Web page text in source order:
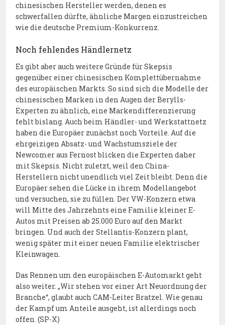
chinesischen Hersteller werden, denen es
schwerfallen dürfte, ähnliche Margen einzustreichen
wie die deutsche Premium-Konkurrenz.
Noch fehlendes Händlernetz
Es gibt aber auch weitere Gründe für Skepsis
gegenüber einer chinesischen Komplettübernahme
des europäischen Markts. So sind sich die Modelle der
chinesischen Marken in den Augen der Berylls-
Experten zu ähnlich, eine Markendifferenzierung
fehlt bislang. Auch beim Händler- und Werkstattnetz
haben die Europäer zunächst noch Vorteile. Auf die
ehrgeizigen Absatz- und Wachstumsziele der
Newcomer aus Fernost blicken die Experten daher
mit Skepsis. Nicht zuletzt, weil den China-
Herstellern nicht unendlich viel Zeit bleibt. Denn die
Europäer sehen die Lücke in ihrem Modellangebot
und versuchen, sie zu füllen. Der VW-Konzern etwa
will Mitte des Jahrzehnts eine Familie kleiner E-
Autos mit Preisen ab 25.000 Euro auf den Markt
bringen. Und auch der Stellantis-Konzern plant,
wenig später mit einer neuen Familie elektrischer
Kleinwagen.
Das Rennen um den europäischen E-Automarkt geht
also weiter. „Wir stehen vor einer Art Neuordnung der
Branche“, glaubt auch CAM-Leiter Bratzel. Wie genau
der Kampf um Anteile ausgeht, ist allerdings noch
offen. (SP-X)